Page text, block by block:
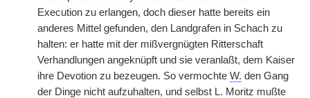
Execution zu erlangen, doch dieser hatte bereits ein
anderes Mittel gefunden, den Landgrafen in Schach zu
halten: er hatte mit der mißvergnügten Ritterschaft
Verhandlungen angeknüpft und sie veranlaßt, dem Kaiser
ihre Devotion zu bezeugen. So vermochte W. den Gang
der Dinge nicht aufzuhalten, und selbst L. Moritz mußte